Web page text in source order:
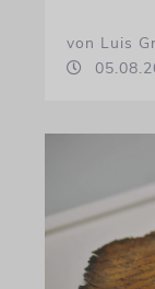
von Luis